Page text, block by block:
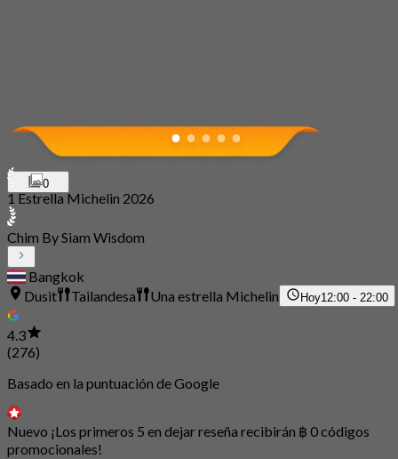
0
1 Estrella Michelin 2026
Chim By Siam Wisdom
Bangkok
Dusit
Tailandesa Una estrella Michelin Hoy12:00 - 22:00
4.3
(276)
Basado en la puntuación de Google
Nuevo ¡Los primeros 5 en dejar reseña recibirán ฿ 0 códigos
promocionales!